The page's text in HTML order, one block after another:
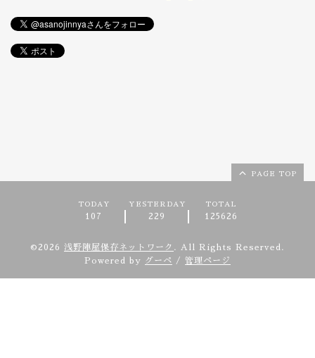
PAGE TOP
TODAY
107
YESTERDAY
229
TOTAL
125626
©2026 浅野陣屋保存ネットワーク . All Rights Reserved.
Powered by
グーペ / 管理ページ